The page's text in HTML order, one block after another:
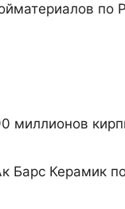
миллионов
Барс Керамик